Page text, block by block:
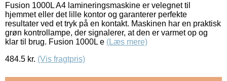
Fusion 1000L A4 lamineringsmaskine er velegnet til
hjemmet eller det lille kontor og garanterer perfekte
resultater ved et tryk på en kontakt. Maskinen har en praktisk
grøn kontrollampe, der signalerer, at den er varmet op og
klar til brug. Fusion 1000L e (Læs mere)
484.5 kr. (Vis fragtpris)